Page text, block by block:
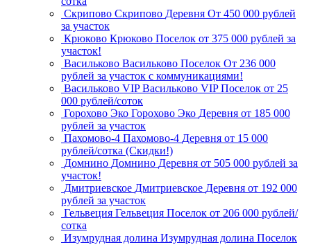
Скрипово Скрипово Деревня От 450 000 рублей
за участок
Крюково Крюково Поселок от 375 000 рублей за
участок!
Васильково Васильково Поселок От 236 000
рублей за участок с коммуникациями!
Васильково VIP Васильково VIP Поселок от 25
000 рублей/соток
Горохово Эко Горохово Эко Деревня от 185 000
рублей за участок
Пахомово-4 Пахомово-4 Деревня от 15 000
рублей/сотка (Скидки!)
Домнино Домнино Деревня от 505 000 рублей за
участок!
Дмитриевское Дмитриевское Деревня от 192 000
рублей за участок
Гельвеция Гельвеция Поселок от 206 000 рублей/
сотка
Изумрудная долина Изумрудная долина Поселок